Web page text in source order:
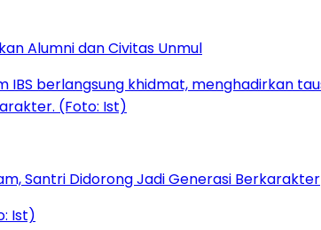
Alumni dan Civitas Unmul
Santri Didorong Jadi Generasi Berkarakter